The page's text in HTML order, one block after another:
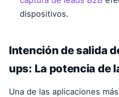
dispositivos.
Intención de salida
ups: La potencia de
Una de las aplicaciones